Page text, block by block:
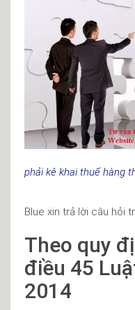
Văn phòng
phải kê khai thuế hàng
Blue xin trả lời câu hỏi
Theo quy
điều 45
2014